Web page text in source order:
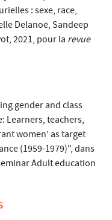
: sexe, race,
Delanoë, Sandeep
2021, pour la revue
gender and class
Learners, teachers,
women’ as target
(1959-1979)", dans
Adult education